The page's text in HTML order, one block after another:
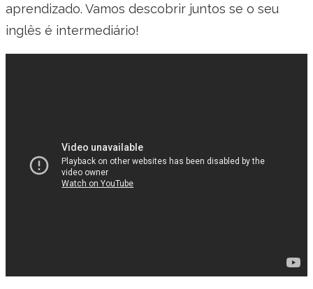
aprendizado. Vamos descobrir juntos se o seu
inglês é intermediário!